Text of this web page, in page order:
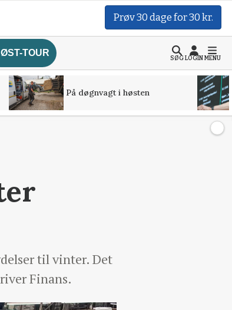
Prøv 30 dage for 30 kr.
TOUR
SØGLOGINMENU
På døgnvagt i høsten
til vinter. Det
Finans.